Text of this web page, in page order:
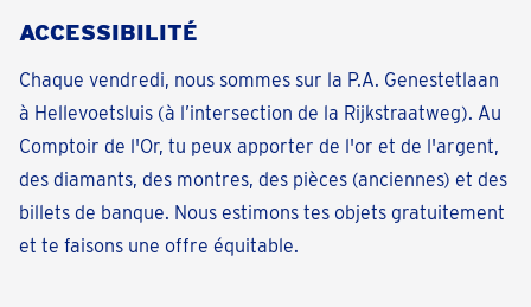
ACCESSIBILITÉ
Chaque vendredi, nous sommes sur la P.A. Genestetlaan
à Hellevoetsluis (à l’intersection de la Rijkstraatweg). Au
Comptoir de l'Or, tu peux apporter de l'or et de l'argent,
des diamants, des montres, des pièces (anciennes) et des
billets de banque. Nous estimons tes objets gratuitement
et te faisons une offre équitable.